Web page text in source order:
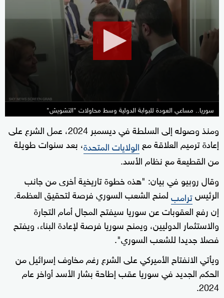
minutes,
سوريا.. مساعي العودة للبوابة الدولية وسط محاولات "التشويش"
ومنذ وصوله إلى السلطة في ديسمبر 2024، عمل الشرع على
إعادة ترميم العلاقة معالولايات المتحدة، بعد سنوات طويلة
من القطيعة مع نظام الأسد.
وقال روبيو في بيان: "هذه خطوة تاريخية أخرى من جانب
الرئيسترامبلمنح الشعب السوري فرصة لتحقيق العظمة.
إن رفع العقوبات عن سوريا سيفتح المجال أمام التجارة
والاستثمار الدوليين، ويمنح سوريا فرصة لإعادة البناء، ويفتح
فصلا جديدا للشعب السوري".
ويأتي الانفتاح الأميركي على الشرع رغم مخاوف إسرائيل من
الحكم الجديد في سوريا عقب إطاحة بشار الأسد أواخر عام
2024.